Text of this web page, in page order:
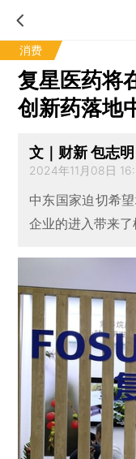
消费
复星医药将
创新药落地
文｜财新 包志明
2024年11月08日
中东国家迫切希
企业的进入带来了